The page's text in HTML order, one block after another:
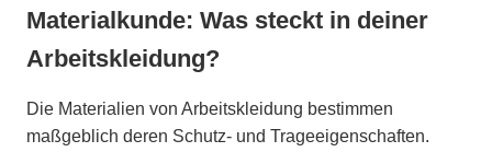
Materialkunde: Was steckt in deiner
Arbeitskleidung?
Die Materialien von Arbeitskleidung bestimmen
maßgeblich deren Schutz- und Trageeigenschaften.